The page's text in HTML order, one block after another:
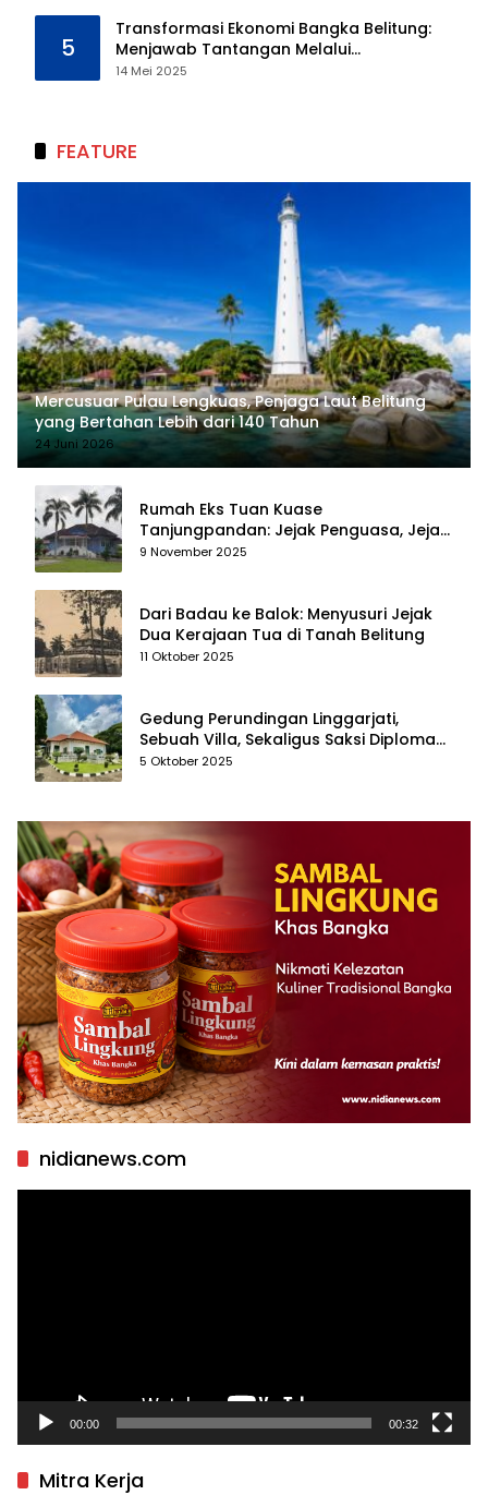
5
Transformasi Ekonomi Bangka Belitung:
Menjawab Tantangan Melalui
Pengelolaan Sumber Daya Alam yang
14 Mei 2025
FEATURE
Mercusuar Pulau Lengkuas, Penjaga Laut Belitung
yang Bertahan Lebih dari 140 Tahun
24 Juni 2026
Rumah Eks Tuan Kuase
Tanjungpandan: Jejak Penguasa, Jejak
Kenangan
9 November 2025
Dari Badau ke Balok: Menyusuri Jejak
Dua Kerajaan Tua di Tanah Belitung
11 Oktober 2025
Gedung Perundingan Linggarjati,
Sebuah Villa, Sekaligus Saksi Diplomasi
yang Mengubah Arah Bangsa
5 Oktober 2025
nidianews.com
00:00 00:32
Mitra Kerja